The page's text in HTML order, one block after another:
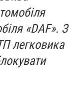
«DAF». З
легковика